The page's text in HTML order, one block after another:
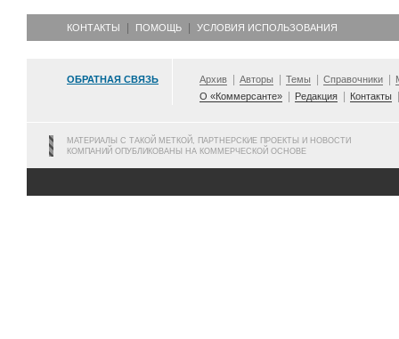
КОНТАКТЫ ПОМОЩЬ УСЛОВИЯ ИСПОЛЬЗОВАНИЯ
ОБРАТНАЯ СВЯЗЬ Архив Авторы Темы Справочники
О «Коммерсанте»
Редакция Контакты
МАТЕРИАЛЫ С ТАКОЙ МЕТКОЙ, ПАРТНЕРСКИЕ ПРОЕКТЫ И НОВОСТИ
КОМПАНИЙ ОПУБЛИКОВАНЫ НА КОММЕРЧЕСКОЙ ОСНОВЕ